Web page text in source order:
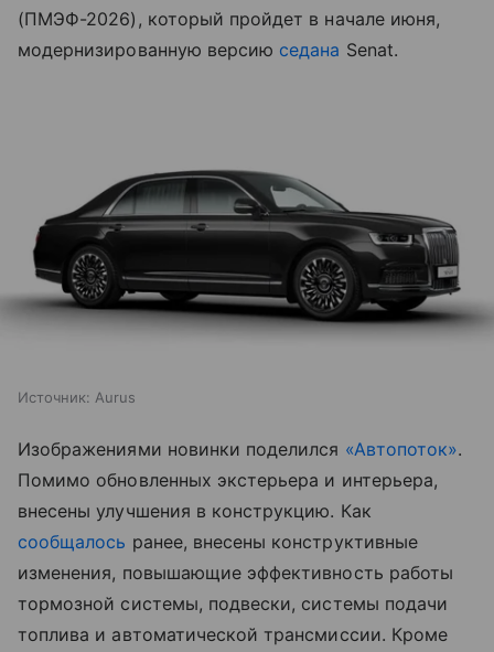
(ПМЭФ-2026), который пройдет в начале июня,
модернизированную версию седана Senat.
Источник: Aurus
Изображениями новинки поделился «Автопоток».
Помимо обновленных экстерьера и интерьера,
внесены улучшения в конструкцию. Как
сообщалось ранее, внесены конструктивные
изменения, повышающие эффективность работы
тормозной системы, подвески, системы подачи
топлива и автоматической трансмиссии. Кроме